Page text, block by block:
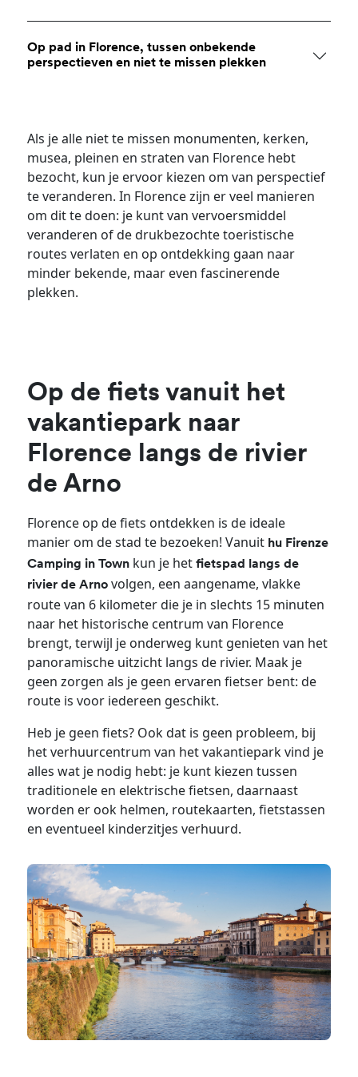
Op pad in Florence, tussen onbekende
perspectieven en niet te missen plekken
Als je alle niet te missen monumenten, kerken,
musea, pleinen en straten van Florence hebt
bezocht, kun je ervoor kiezen om van perspectief
te veranderen. In Florence zijn er veel manieren
om dit te doen: je kunt van vervoersmiddel
veranderen of de drukbezochte toeristische
routes verlaten en op ontdekking gaan naar
minder bekende, maar even fascinerende
plekken.
Op de fiets vanuit het
vakantiepark naar
Florence langs de rivier
de Arno
Florence op de fiets ontdekken is de ideale
manier om de stad te bezoeken! Vanuit hu Firenze
Camping in Town kun je hetfietspad langs de
rivier de Arno volgen, een aangename, vlakke
route van 6 kilometer die je in slechts 15 minuten
naar het historische centrum van Florence
brengt, terwijl je onderweg kunt genieten van het
panoramische uitzicht langs de rivier. Maak je
geen zorgen als je geen ervaren fietser bent: de
route is voor iedereen geschikt.
Heb je geen fiets? Ook dat is geen probleem, bij
het verhuurcentrum van het vakantiepark vind je
alles wat je nodig hebt: je kunt kiezen tussen
traditionele en elektrische fietsen, daarnaast
worden er ook helmen, routekaarten, fietstassen
en eventueel kinderzitjes verhuurd.